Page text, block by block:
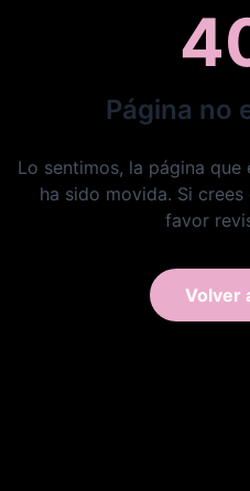
Página no
Lo sentimos, la página
ha sido movida. Si
favor
Volver